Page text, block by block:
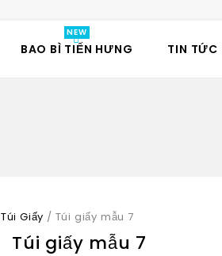
BAO BÌ TIẾN HƯNG TIN TỨC
Túi Giấy / Túi giấy mẫu 7
Túi giấy mẫu 7